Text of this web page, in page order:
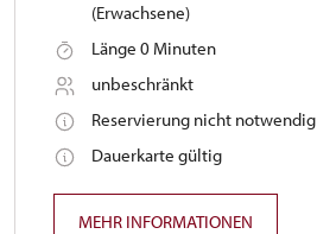
(Erwachsene)
Länge 0 Minuten
unbeschränkt
Reservierung nicht notwendig
Dauerkarte gültig
MEHR INFORMATIONEN